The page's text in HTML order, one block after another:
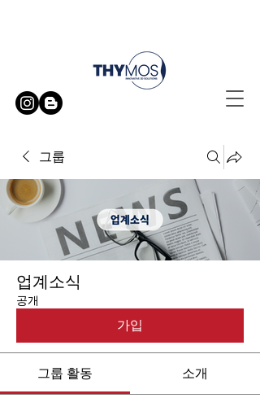
그룹
업계소식
공개
가입
그룹 활동 소개